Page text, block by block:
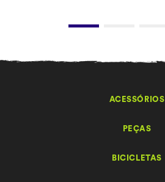
ACESSÓRIOS
PEÇAS
BICICLETAS